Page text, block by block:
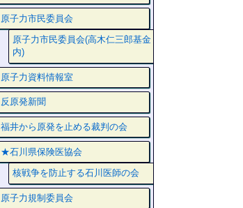
原子力市民委員会
原子力市民委員会(高木仁三郎基金
内)
原子力資料情報室
反原発新聞
福井から原発を止める裁判の会
★石川県保険医協会
核戦争を防止する石川医師の会
原子力規制委員会